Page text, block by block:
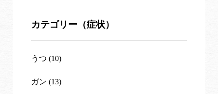
カテゴリー（症状）
うつ (10)
ガン (13)